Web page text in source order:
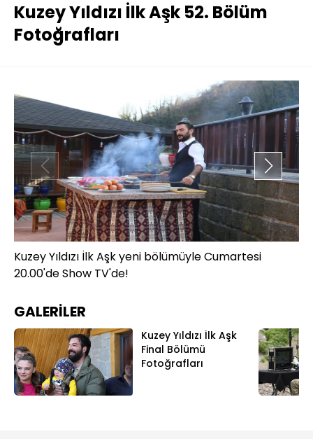
Kuzey Yıldızı İlk Aşk 52. Bölüm
Fotoğrafları
Kuzey Yıldızı İlk Aşk yeni bölümüyle Cumartesi
20.00'de Show TV'de!
GALERİLER
Kuzey Yıldızı İlk Aşk
Final Bölümü
Fotoğrafları